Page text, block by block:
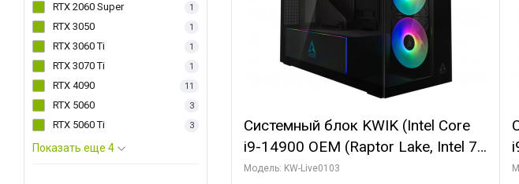
RTX 2060 Super 1
RTX 3050 1
RTX 3060 Ti 1
RTX 3070 Ti 1
RTX 4090 11
RTX 5060 3
RTX 5060 Ti 3
Показать еще 4
Системный блок KWIK (Intel Core
i9-14900 OEM (Raptor Lake, Intel 7,
C24 16EC/8PC// 64 ГБ ОЗУ (2
Модель: KW-Live0103